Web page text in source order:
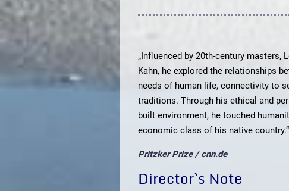
„Influenced by 20th-century masters,
Kahn, he explored the relationships
needs of human life, connectivity to
traditions. Through his ethical and
built environment, he touched
economic class of his native country.“
Pritzker Prize / cnn.de
Director`s Note